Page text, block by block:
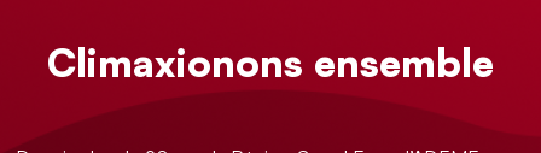
Climaxionons ensemble